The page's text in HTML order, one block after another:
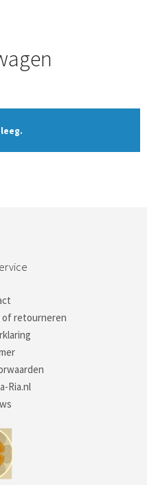
of retourneren
Ria.nl